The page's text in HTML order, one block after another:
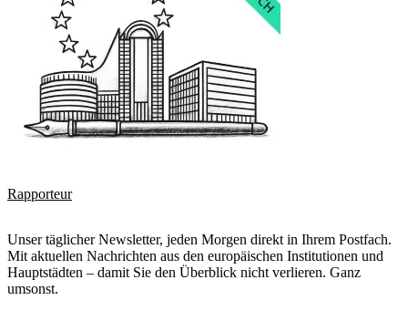
Rapporteur
Unser täglicher Newsletter, jeden Morgen direkt in Ihrem Postfach.
Mit aktuellen Nachrichten aus den europäischen Institutionen und
Hauptstädten – damit Sie den Überblick nicht verlieren. Ganz
umsonst.